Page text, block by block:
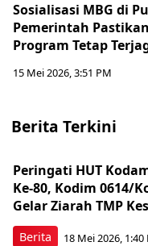
Sosialisasi MBG di
Pemerintah
Program Tetap
15 Mei 2026, 3:51 PM
Berita Terkini
Berita
Peringati HUT
Ke-80, Kodim 0614/
Gelar Ziarah TMP
18 Mei 2026, 1:40